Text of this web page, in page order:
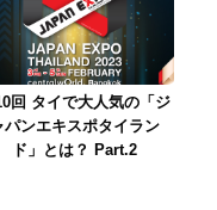
回 タイで大人気の「ジ
パンエキスポタイラン
ド」とは？ Part.2